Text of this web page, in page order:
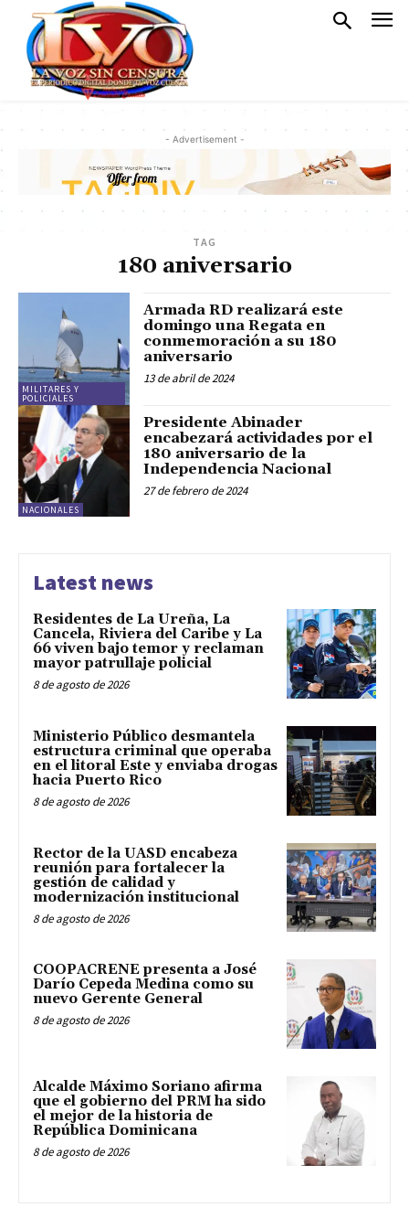
- Advertisement -
TAG
180 aniversario
MILITARES Y
POLICIALES
Armada RD realizará este
domingo una Regata en
conmemoración a su 180
aniversario
13 de abril de 2024
NACIONALES
Presidente Abinader
encabezará actividades por el
180 aniversario de la
Independencia Nacional
27 de febrero de 2024
Latest news
Residentes de La Ureña, La
Cancela, Riviera del Caribe y La
66 viven bajo temor y reclaman
mayor patrullaje policial
8 de agosto de 2026
Ministerio Público desmantela
estructura criminal que operaba
en el litoral Este y enviaba drogas
hacia Puerto Rico
8 de agosto de 2026
Rector de la UASD encabeza
reunión para fortalecer la
gestión de calidad y
modernización institucional
8 de agosto de 2026
COOPACRENE presenta a José
Darío Cepeda Medina como su
nuevo Gerente General
8 de agosto de 2026
Alcalde Máximo Soriano afirma
que el gobierno del PRM ha sido
el mejor de la historia de
República Dominicana
8 de agosto de 2026